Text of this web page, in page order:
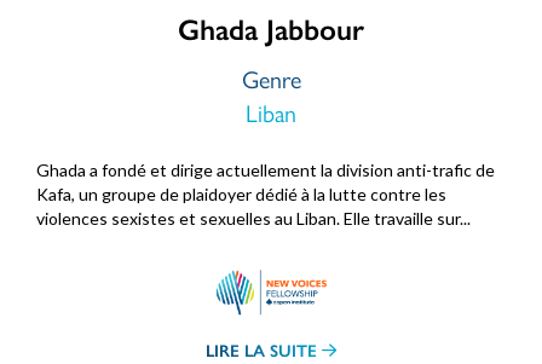
Ghada Jabbour
Genre
Liban
Ghada a fondé et dirige actuellement la division anti-trafic de
Kafa, un groupe de plaidoyer dédié à la lutte contre les
violences sexistes et sexuelles au Liban. Elle travaille sur...
LIRE LA SUITE